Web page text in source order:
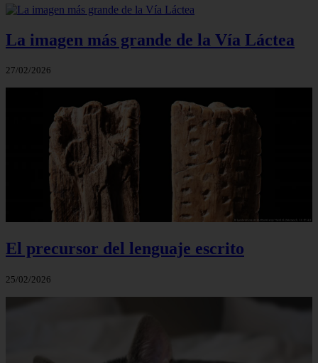
La imagen más grande de la Vía Láctea
27/02/2026
El precursor del lenguaje escrito
25/02/2026